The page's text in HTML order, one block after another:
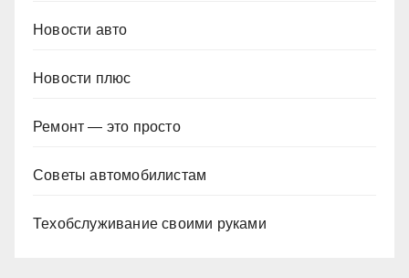
Новости авто
Новости плюс
Ремонт — это просто
Советы автомобилистам
Техобслуживание своими руками